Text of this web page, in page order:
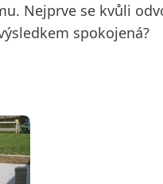
Nejprve se kvůli
spokojená?